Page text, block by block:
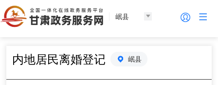
岷县
内地居民离婚登记 岷县